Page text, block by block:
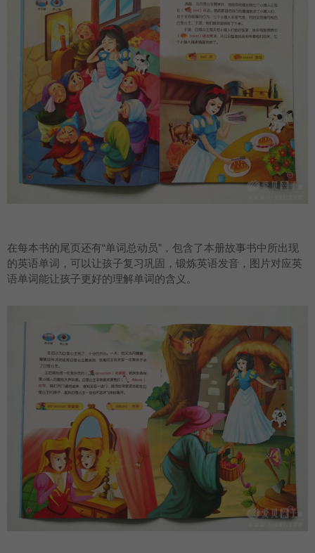
在每本书的尾页还有“单词总动员”，包含了本册故事书中所出现
的英语单词，可以让孩子复习巩固，锻炼英语发音，图片对应英
语单词能让孩子更好的理解单词的含义。